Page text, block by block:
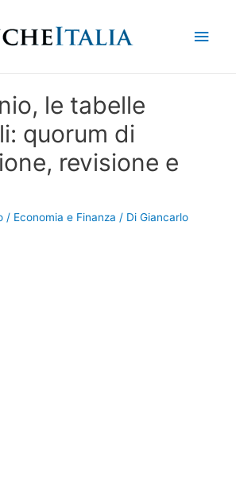
le tabelle
quorum di
revisione e
/ Economia e Finanza / Di Giancarlo